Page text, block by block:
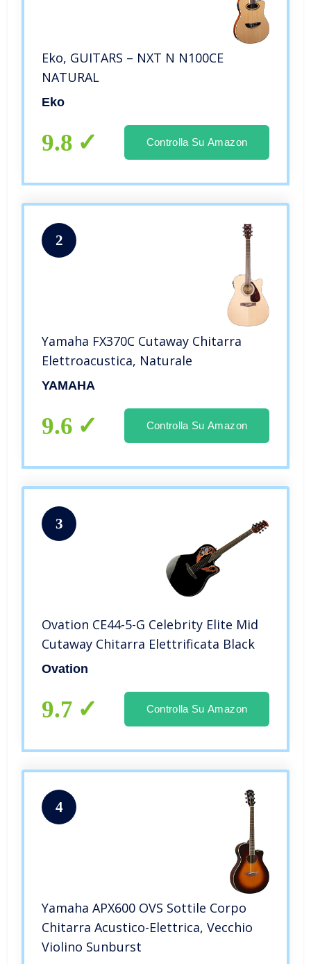
Eko, GUITARS – NXT N N100CE
NATURAL
Eko
9.8 Controlla Su Amazon
2
Yamaha FX370C Cutaway Chitarra
Elettroacustica, Naturale
YAMAHA
9.6 Controlla Su Amazon
3
Ovation CE44-5-G Celebrity Elite Mid
Cutaway Chitarra Elettrificata Black
Ovation
9.7 Controlla Su Amazon
4
Yamaha APX600 OVS Sottile Corpo
Chitarra Acustico-Elettrica, Vecchio
Violino Sunburst